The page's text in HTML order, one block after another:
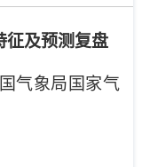
征及预测复盘
气象局国家气